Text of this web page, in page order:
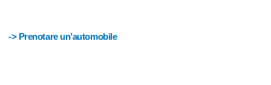
-> Prenotare un’automobile